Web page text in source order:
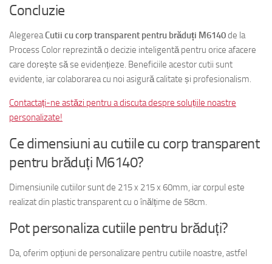
Concluzie
AlegereaCutii cu corp transparent pentru brăduți M6140de la
Process Color reprezintă o decizie inteligentă pentru orice afacere
care dorește să se evidențieze. Beneficiile acestor cutii sunt
evidente, iar colaborarea cu noi asigură calitate și profesionalism.
Contactați-ne astăzi pentru a discuta despre soluțiile noastre
personalizate!
Ce dimensiuni au cutiile cu corp transparent
pentru brăduți M6140?
Dimensiunile cutiilor sunt de 215 x 215 x 60mm, iar corpul este
realizat din plastic transparent cu o înălțime de 58cm.
Pot personaliza cutiile pentru brăduți?
Da, oferim opțiuni de personalizare pentru cutiile noastre, astfel